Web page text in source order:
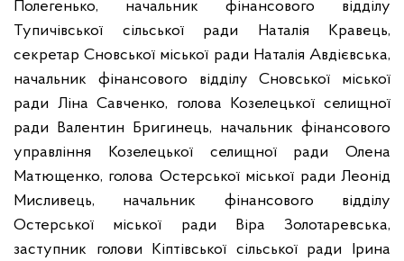
Полегенько, начальник фінансового відділу
Тупичівської сільської ради Наталія Кравець,
секретар Сновської міської ради Наталія Авдієвська,
начальник фінансового відділу Сновської міської
ради Ліна Савченко, голова Козелецької селищної
ради Валентин Бригинець, начальник фінансового
управління Козелецької селищної ради Олена
Матющенко, голова Остерської міської ради Леонід
Мисливець, начальник фінансового відділу
Остерської міської ради Віра Золотаревська,
заступник голови Кіптівської сільської ради Ірина